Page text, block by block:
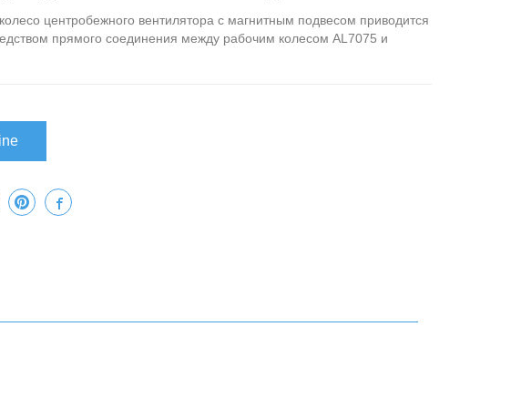
центробежного вентилятора с магнитным подвесом приводится
прямого соединения между рабочим колесом AL7075 и